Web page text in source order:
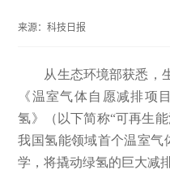
来源：科技日报
从生态环境部获悉，
《温室气体自愿减排项
氢》（以下简称“可再生
我国氢能领域首个温室气
学，将撬动绿氢的巨大减